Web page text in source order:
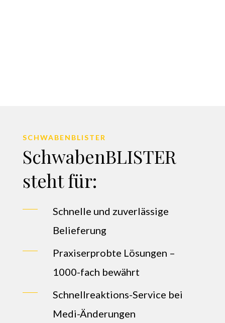
SCHWABENBLISTER
SchwabenBLISTER
steht für:
Schnelle und zuverlässige
Belieferung
Praxiserprobte Lösungen –
1000-fach bewährt
Schnellreaktions-Service bei
Medi-Änderungen